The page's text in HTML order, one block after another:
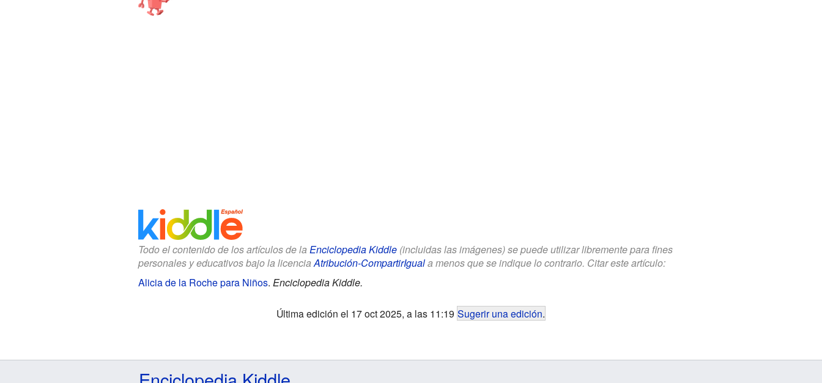
Todo el contenido de los artículos de la Enciclopedia Kiddle(incluidas las imágenes) se puede utilizar libremente para fines
personales y educativos bajo la licenciaAtribución-CompartirIguala menos que se indique lo contrario. Citar este artículo:
Alicia de la Roche para Niños. Enciclopedia Kiddle.
Última edición el 17 oct 2025, a las 11:19 Sugerir una edición.